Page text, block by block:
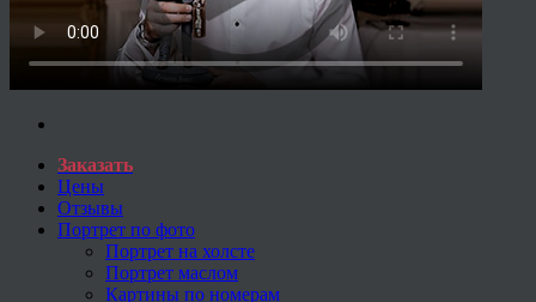
Заказать
Цены
Отзывы
Портрет по фото
Портрет на холсте
Портрет маслом
Картины по номерам